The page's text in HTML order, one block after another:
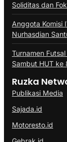
Soliditas dan
Anggota Komisi
Nurhasdian
Turnamen
Sambut HUT ke
Ruzka
Publikasi Media
Sajada.id
Motoresto.id